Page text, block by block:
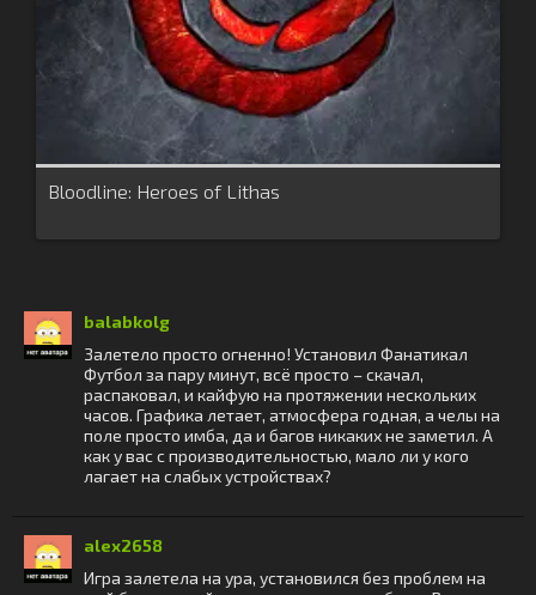
Bloodline: Heroes of Lithas
balabkolg
Залетело просто огненно! Установил Фанатикал
Футбол за пару минут, всё просто – скачал,
распаковал, и кайфую на протяжении нескольких
часов. Графика летает, атмосфера годная, а челы на
поле просто имба, да и багов никаких не заметил. А
как у вас с производительностью, мало ли у кого
лагает на слабых устройствах?
alex2658
Игра залетела на ура, установился без проблем на